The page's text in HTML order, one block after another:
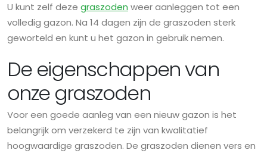
U kunt zelf deze graszoden weer aanleggen tot een
volledig gazon. Na 14 dagen zijn de graszoden sterk
geworteld en kunt u het gazon in gebruik nemen.
De eigenschappen van
onze graszoden
Voor een goede aanleg van een nieuw gazon is het
belangrijk om verzekerd te zijn van kwalitatief
hoogwaardige graszoden. De graszoden dienen vers en